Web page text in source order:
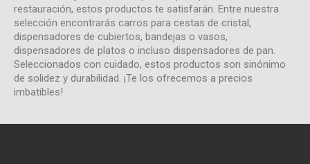
restauración, estos productos te satisfarán. Entre nuestra
selección encontrarás carros para cestas de cristal,
dispensadores de cubiertos, bandejas o vasos,
dispensadores de platos o incluso dispensadores de pan.
Seleccionados con cuidado, estos productos son sinónimo
de solidez y durabilidad. ¡Te los ofrecemos a precios
imbatibles!